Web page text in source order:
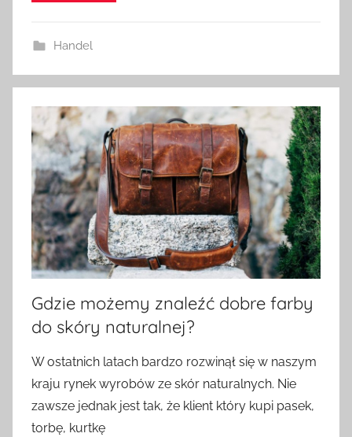
Handel
Gdzie możemy znaleźć dobre farby
do skóry naturalnej?
W ostatnich latach bardzo rozwinął się w naszym
kraju rynek wyrobów ze skór naturalnych. Nie
zawsze jednak jest tak, że klient który kupi pasek,
torbę, kurtkę